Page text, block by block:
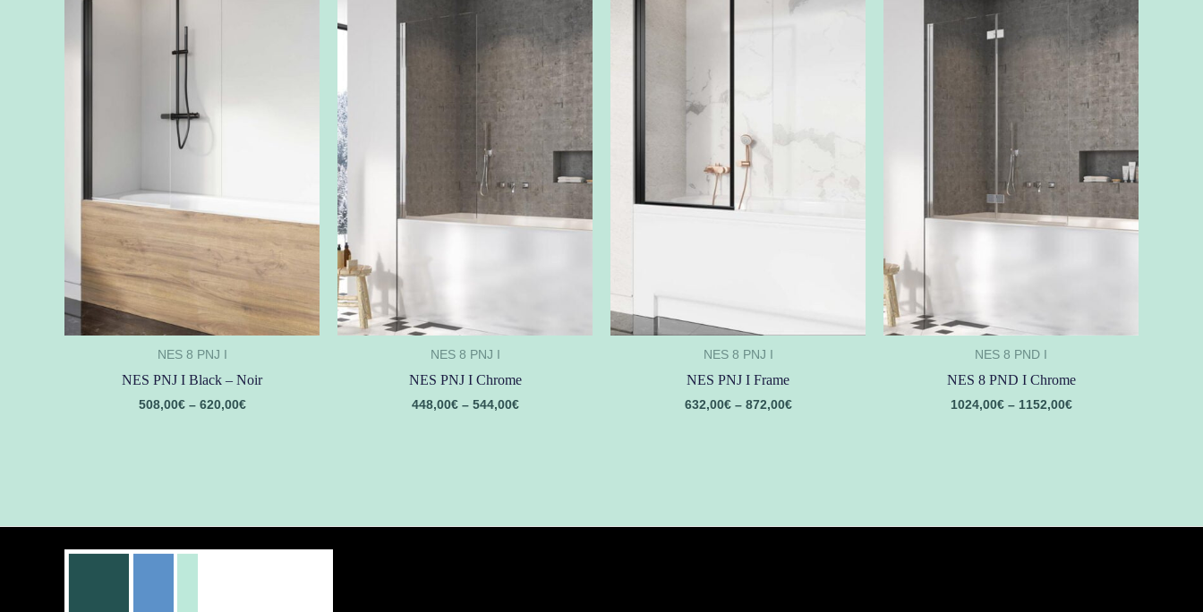
NES 8 PNJ I
NES PNJ I Black – Noir
508,00€– 620,00€
NES 8 PNJ I
NES PNJ I Chrome
448,00€– 544,00€
NES 8 PNJ I
NES PNJ I Frame
632,00€– 872,00€
NES 8 PND I
NES 8 PND I Chrome
1024,00€– 1152,00€